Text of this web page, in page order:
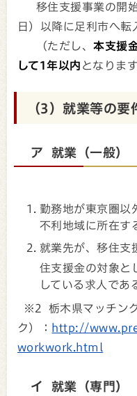
移住支援事業の開
日）以降に足利市へ転
（ただし、本支援
して1年以内 となります
（3）就業等の要
ア 就業（一般）
勤務地が東京圏以
不利地域に所在す
就業先が、移住支
住支援金の対象と
している求人であ
※2 栃木県マッチン
ク）： http://
workwork.html
イ 就業（専門）